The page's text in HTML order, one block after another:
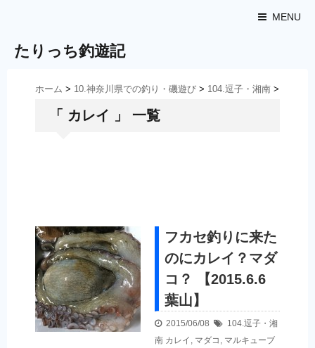
MENU
たりっち釣遊記
ホーム > 10.神奈川県での釣り・磯遊び > 104.逗子・湘南 >
「 カレイ 」 一覧
フカセ釣りに来た
のにカレイ？マダ
コ？ 【2015.6.6
葉山】
2015/06/08
104.逗子・湘
南 カレイ , マダコ , マルキューブ